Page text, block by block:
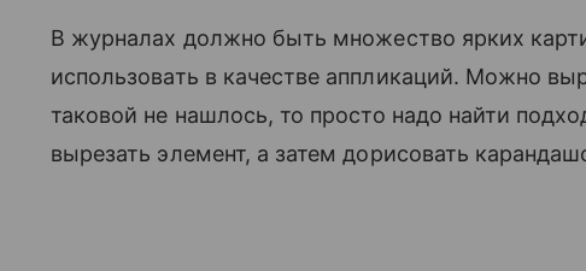
В журналах должно быть множество ярких
использовать в качестве аппликаций. Можно
таковой не нашлось, то просто надо найти
вырезать элемент, а затем дорисовать